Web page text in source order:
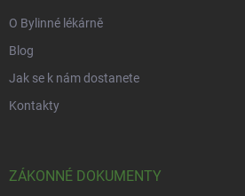
O Bylinné lékárně
Blog
Jak se k nám dostanete
Kontakty
ZÁKONNÉ DOKUMENTY